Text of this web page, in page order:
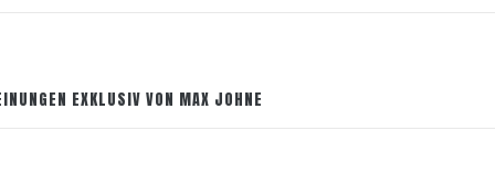
EXKLUSIV VON MAX JOHNE